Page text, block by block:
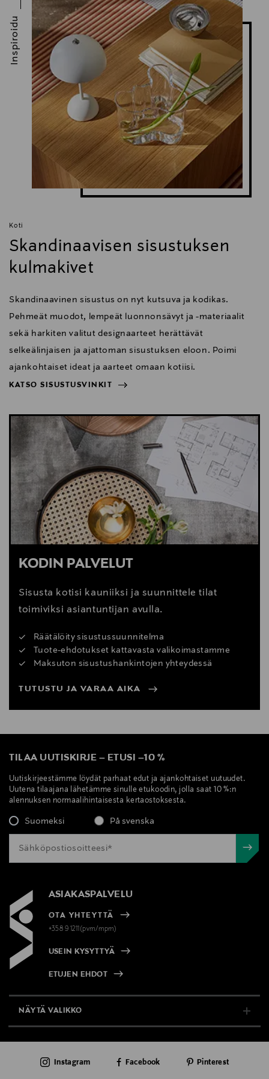
vohvelipannu
Koti
Skandinaavisen sisustuksen
kulmakivet
Skandinaavinen sisustus on nyt kutsuva ja kodikas.
Pehmeät muodot, lempeät luonnonsävyt ja -materiaalit
sekä harkiten valitut designaarteet herättävät
selkeälinjaisen ja ajattoman sisustuksen eloon. Poimi
ajankohtaiset ideat ja aarteet omaan kotiisi.
KATSO SISUSTUSVINKIT
Inspiroidu
KATSO SISUSTUSVINKIT
KODIN PALVELUT
Sisusta kotisi kauniiksi ja suunnittele tilat
toimiviksi asiantuntijan avulla.
Räätälöity sisustussuunnitelma
Tuote-ehdotukset kattavasta valikoimastamme
Maksuton sisustushankintojen yhteydessä
TUTUSTU JA VARAA AIKA
TILAA UUTISKIRJE – ETUSI –10 %
Uutiskirjeestämme löydät parhaat edut ja ajankohtaiset uutuudet.
Uutena tilaajana lähetämme sinulle etukoodin, jolla saat 10 %:n
alennuksen normaalihintaisesta kertaostoksesta.
Suomeksi På svenska
ASIAKASPALVELU
OTA YHTEYTTÄ
+358 9 1211(pvm/mpm)
USEIN KYSYTTYÄ
ETUJEN EHDOT
NÄYTÄ VALIKKO
AJANKOHTAISTA
Instagram Facebook Pinterest